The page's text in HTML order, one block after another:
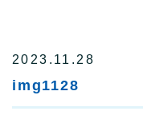
2023.11.28
img1128